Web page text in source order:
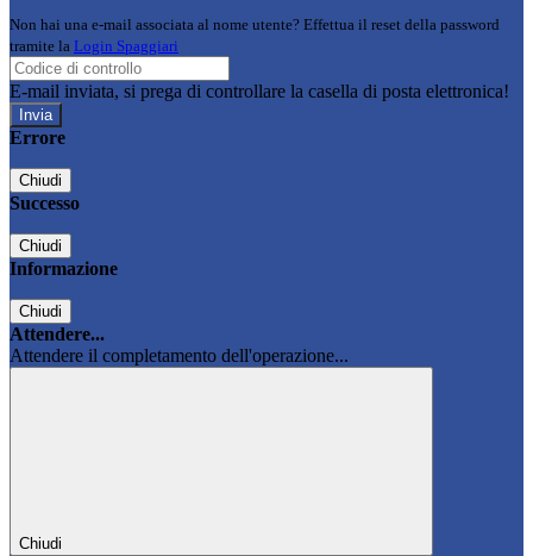
Non hai una e-mail associata al nome utente? Effettua il reset della password
tramite la Login Spaggiari
E-mail inviata, si prega di controllare la casella di posta elettronica!
Errore
Chiudi
Successo
Chiudi
Informazione
Chiudi
Attendere...
Attendere il completamento dell'operazione...
Chiudi